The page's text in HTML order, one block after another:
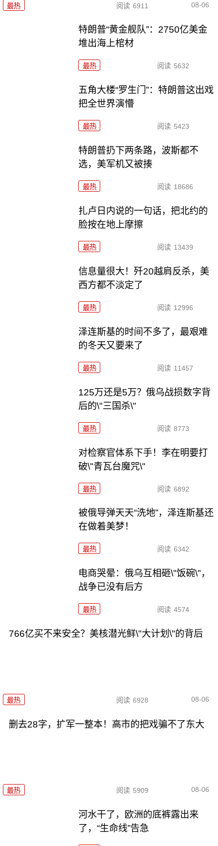
最热 阅读 6911 08-06
特朗普“黄金舰队”：2750亿美金
堆出海上棺材
最热 阅读 5632
五角大楼“罗生门”：特朗普这出戏
把全世界演懵
最热 阅读 5423
特朗普扔下两条路，波斯都不
选，美军机又被揍
最热 阅读 18686
扎卢日内说的一句话，把北约的
脸按在地上摩擦
最热 阅读 13439
信息量很大！歼20越肩反杀，美
西方都不淡定了
最热 阅读 12996
泽连斯基的时间不多了，最艰难
的冬天又要来了
最热 阅读 11457
125万还是5万？俄乌战损数字背
后的\"三国杀\"
最热 阅读 8773
对检察官体系下手！李在明要打
破\"青瓦台魔咒\"
最热 阅读 6892
被俄导弹天天“洗地”，泽连斯基还
在做着美梦！
最热 阅读 6342
电商哭晕：俄乌互相砸\"饭碗\"，
战争已没有后方
最热 阅读 4574
766亿买不来安全？美核潜光鲜\"大计划\"的背后
最热 阅读 6928 08-06
删去28字，扩军一整本！高市的把戏骗不了东大
最热 阅读 5909 08-06
河水干了，欧洲的底裤露出来
了，“生命线”告急